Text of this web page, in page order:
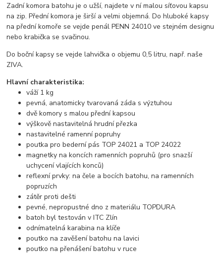
Zadní komora batohu je o užší, najdete v ní malou síťovou kapsu
na zip. Přední komora je širší a velmi objemná. Do hluboké kapsy
na přední komoře se vejde penál PENN 24010 ve stejném designu
nebo krabička se svačinou.
Do boční kapsy se vejde lahvička o objemu 0,5 litru, např. naše
ZIVA.
Hlavní charakteristika:
váží 1 kg
pevná, anatomicky tvarovaná záda s výztuhou
dvě komory s malou přední kapsou
výškově nastavitelná hrudní přezka
nastavitelné ramenní popruhy
poutka pro bederní pás TOP 24021 a TOP 24022
magnetky na koncích ramenních popruhů (pro snazší
uchycení vlajících konců)
reflexní prvky: na čele a bocích batohu, na ramenních
popruzích
zátěr proti dešti
pevné, nepropustné dno z materiálu TOPDURA
batoh byl testován v ITC Zlín
odnímatelná karabina na klíče
poutko na zavěšení batohu na lavici
poutko na přenášení batohu v ruce